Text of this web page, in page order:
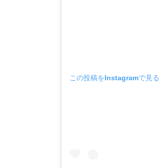
この投稿をInstagramで見る